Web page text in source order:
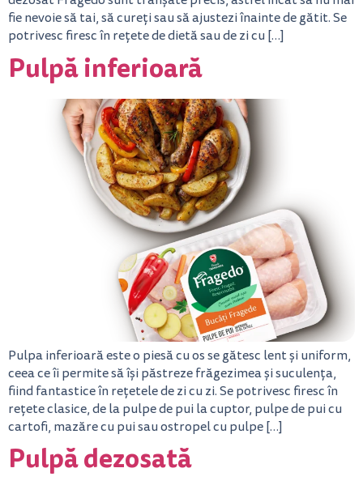
fie nevoie să tai, să cureți sau să ajustezi înainte de gătit. Se
potrivesc firesc în rețete de dietă sau de zi cu […]
Pulpă inferioară
Pulpa inferioară este o piesă cu os se gătesc lent și uniform,
ceea ce îi permite să își păstreze frăgezimea și suculența,
fiind fantastice în rețetele de zi cu zi. Se potrivesc firesc în
rețete clasice, de la pulpe de pui la cuptor, pulpe de pui cu
cartofi, mazăre cu pui sau ostropel cu pulpe […]
Pulpă dezosată